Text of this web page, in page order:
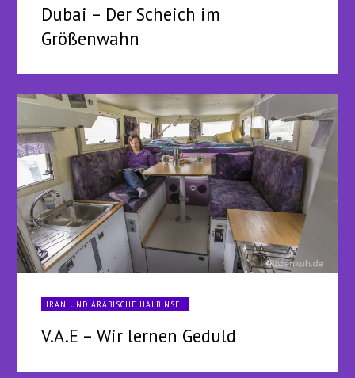
Dubai – Der Scheich im
Größenwahn
IRAN UND ARABISCHE HALBINSEL
V.A.E – Wir lernen Geduld